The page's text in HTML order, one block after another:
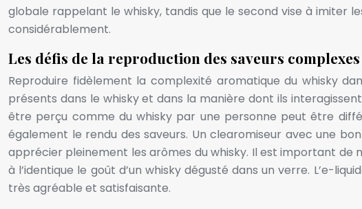
globale rappelant le whisky, tandis que le second vise à imiter
considérablement.
Les défis de la reproduction des saveurs complexes
Reproduire fidèlement la complexité aromatique du whisky
présents dans le whisky et dans la manière dont ils
être perçu comme du whisky par une personne peut être
également le rendu des saveurs. Un clearomiseur avec une
apprécier pleinement les arômes du whisky. Il est important
à l’identique le goût d’un whisky dégusté dans un verre. L’e-
très agréable et satisfaisante.